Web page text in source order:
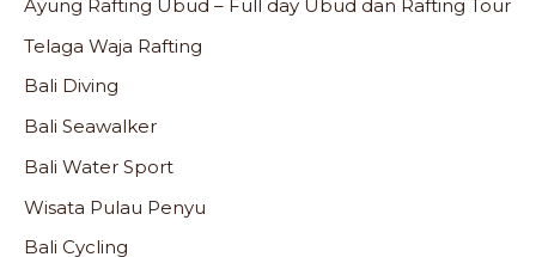
Ayung Rafting Ubud – Full day Ubud dan Rafting Tour
Telaga Waja Rafting
Bali Diving
Bali Seawalker
Bali Water Sport
Wisata Pulau Penyu
Bali Cycling